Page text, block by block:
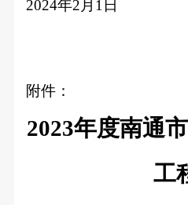
2024年2月1日
附件：
2023年度南通
工